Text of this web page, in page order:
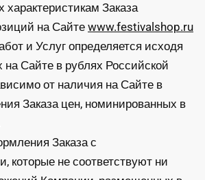
Заказа
на Сайте www.festivalshop.ru
и Услуг определяется исходя
на Сайте в рублях Российской
от наличия на Сайте в
Заказа цен, номинированных в
Заказа с
которые не соответствуют ни